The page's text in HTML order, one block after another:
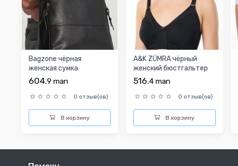
Bagzone чёрная
женская сумка
604.9 man
0 отзыв(ов)
В корзину
A&K ZÜMRA чёрный
женский бюстгальтер
516.4 man
0 отзыв(ов)
В корзину